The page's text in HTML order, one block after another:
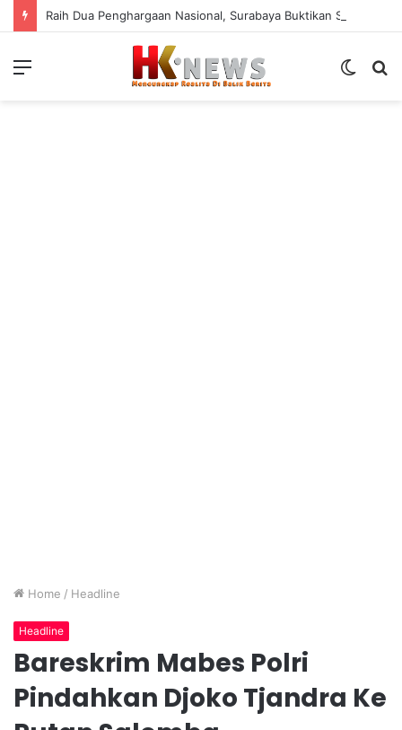
Menu
Switch
Home / Headline
Headline
Bareskrim Mabes Polri
Pindahkan Djoko Tjandra Ke